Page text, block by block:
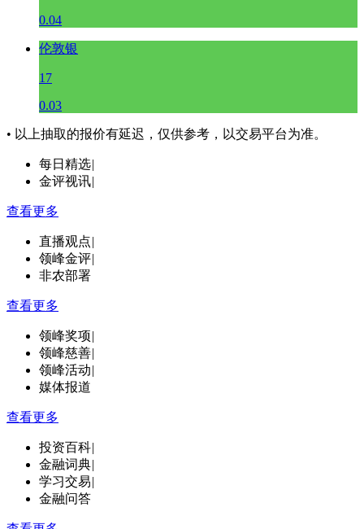
0.04
伦敦银
17
0.03
• 以上抽取的报价有延迟，仅供参考，以交易平台为准。
每日精选|
金评视讯|
查看更多
直播观点|
领峰金评|
非农部署
查看更多
领峰奖项|
领峰慈善|
领峰活动|
媒体报道
查看更多
投资百科|
金融词典|
学习交易|
金融问答